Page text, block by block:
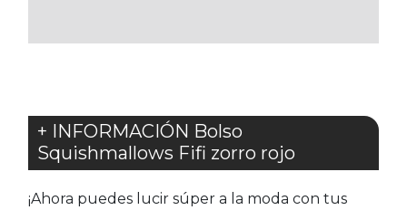
+ INFORMACIÓN Bolso
Squishmallows Fifi zorro rojo
¡Ahora puedes lucir súper a la moda con tus